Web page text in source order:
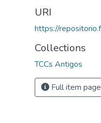
URI
https://
Collections
TCCs Antigos
Full item page